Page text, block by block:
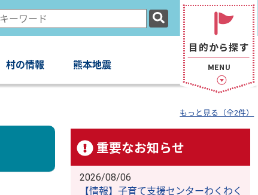
検
ー村の情報 熊本地震
もっと見る（全2件）
重要なお知らせ
2026/08/06
【情報】子育て支援センターわくわく